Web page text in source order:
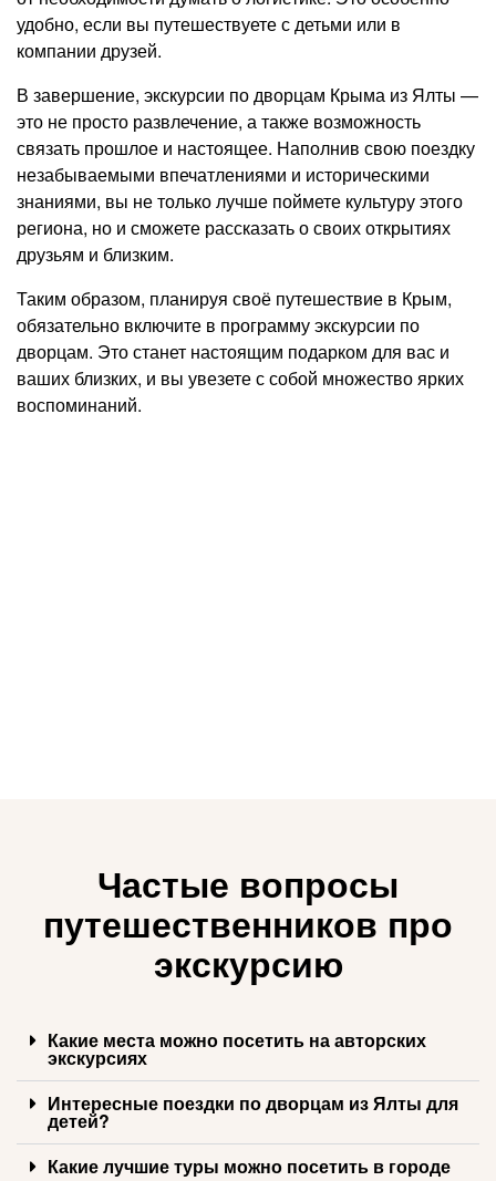
удобно, если вы путешествуете с детьми или в
компании друзей.
В завершение, экскурсии по дворцам Крыма из Ялты —
это не просто развлечение, а также возможность
связать прошлое и настоящее. Наполнив свою поездку
незабываемыми впечатлениями и историческими
знаниями, вы не только лучше поймете культуру этого
региона, но и сможете рассказать о своих открытиях
друзьям и близким.
Таким образом, планируя своё путешествие в Крым,
обязательно включите в программу экскурсии по
дворцам. Это станет настоящим подарком для вас и
ваших близких, и вы увезете с собой множество ярких
воспоминаний.
Частые вопросы
путешественников про
экскурсию
Какие места можно посетить на авторских
экскурсиях
Интересные поездки по дворцам из Ялты для
детей?
Какие лучшие туры можно посетить в городе